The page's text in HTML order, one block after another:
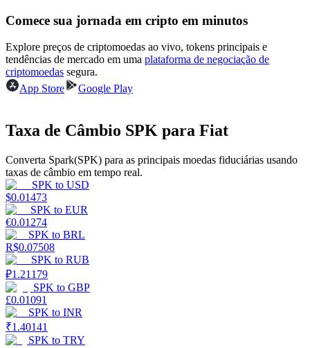
Porquinho poderoso
Ganhe recompensas competitivas diariamente
Estacamento
Altos retornos e acesso instantâneo
Comece sua jornada em cripto em minutos
Explore preços de criptomoedas ao vivo, tokens principais e
tendências de mercado em uma plataforma de negociação de
criptomoedas segura.
App Store
Google Play
Taxa de Câmbio SPK para Fiat
Converta Spark(SPK) para as principais moedas fiduciárias usando
taxas de câmbio em tempo real.
SPK to USD
$0.01473
SPK to EUR
€0.01274
SPK to BRL
R$0.07508
SPK to RUB
₽1.21179
SPK to GBP
£0.01091
SPK to INR
₹1.40141
SPK to TRY